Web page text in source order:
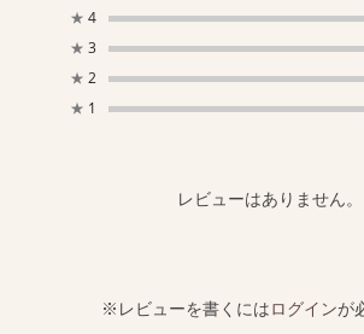
★ 4
★ 3
★ 2
★ 1
レビューはありません。
※レビューを書くにはログインが